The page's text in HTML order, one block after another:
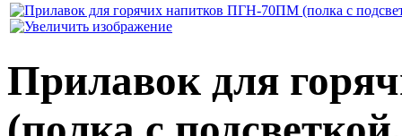
Прилавок для